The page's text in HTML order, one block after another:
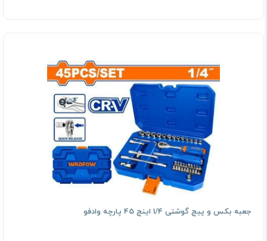
جعبه بکس و پیچ گوشتی 1/4 اینچ 45 پارچه وادفو